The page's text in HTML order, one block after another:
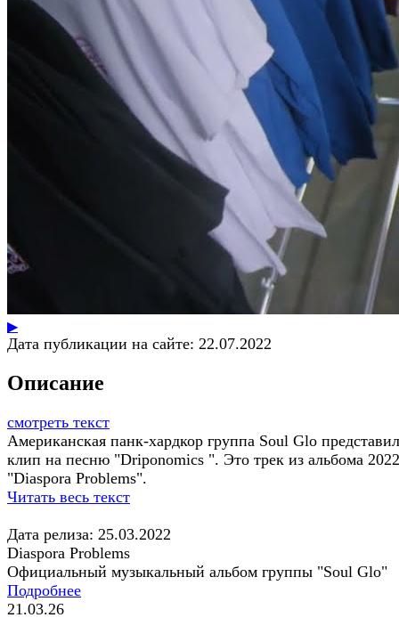
▶
Дата публикации на сайте: 22.07.2022
Описание
смотреть текст
Американская панк-хардкор группа Soul Glo
клип на песню "Driponomics ". Это трек из альбома
"Diaspora Problems".
Читать весь текст
Дата релиза: 25.03.2022
Diaspora Problems
Официальный музыкальный альбом группы "Soul Glo"
Подробнее
21.03.26